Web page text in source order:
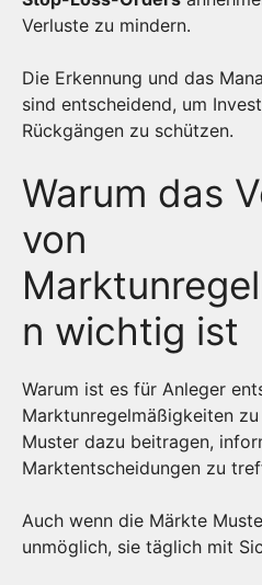
Verluste zu mindern.
Die Erkennung und das
sind entscheidend, um
Rückgängen zu schützen.
Warum das
von
n wichtig ist
Warum ist es für Anleger
Marktunregelmäßigkeiten
Muster dazu beitragen,
Marktentscheidungen zu
Auch wenn die Märkte
unmöglich, sie täglich mit